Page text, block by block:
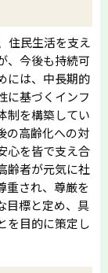
住民生活を支え
、今後も持続可
には、中長期的
に基づくインフ
制を構築してい
の高齢化への対
心を皆で支え合
齢者が元気に社
重され、尊厳を
目標と定め、具
を目的に策定し